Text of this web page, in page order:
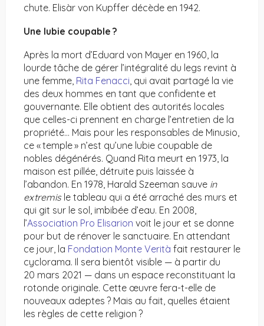
chute. Elisàr von Kupffer décède en 1942.
Une lubie coupable ?
Après la mort d’Eduard von Mayer en 1960, la
lourde tâche de gérer l’intégralité du legs revint à
une femme, Rita Fenacci, qui avait partagé la vie
des deux hommes en tant que confidente et
gouvernante. Elle obtient des autorités locales
que celles-ci prennent en charge l’entretien de la
propriété… Mais pour les responsables de Minusio,
ce « temple » n’est qu’une lubie coupable de
nobles dégénérés. Quand Rita meurt en 1973, la
maison est pillée, détruite puis laissée à
l’abandon. En 1978, Harald Szeeman sauve in
extremis le tableau qui a été arraché des murs et
qui git sur le sol, imbibée d’eau. En 2008,
l’Association Pro Elisarion voit le jour et se donne
pour but de rénover le sanctuaire. En attendant
ce jour, la Fondation Monte Verità fait restaurer le
cyclorama. Il sera bientôt visible — à partir du
20 mars 2021 — dans un espace reconstituant la
rotonde originale. Cette œuvre fera-t-elle de
nouveaux adeptes ? Mais au fait, quelles étaient
les règles de cette religion ?